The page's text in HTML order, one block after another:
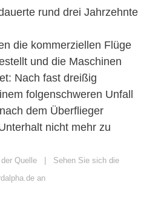
rund drei Jahrzehnte
die kommerziellen Flüge
und die Maschinen
Nach fast dreißig
folgenschweren Unfall
dem Überflieger
nicht mehr zu
Quelle
Sehen Sie sich die
an